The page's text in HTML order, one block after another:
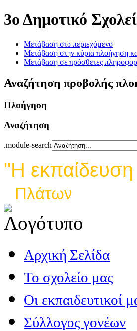
3ο Δημοτικό
Μετάβαση στο περιεχόμενο
Μετάβαση στην κύρια πλοήγηση
Μετάβαση σε πρόσθετες
Αναζήτηση προβολής
Πλοήγηση
Αναζήτηση
.module-search
"Η εκπαίδευση
Πλάτων
Αρχική Σελίδα
Το σχολείο μας
Οι εκπαιδευτικοί
Σύλλογος γονέων